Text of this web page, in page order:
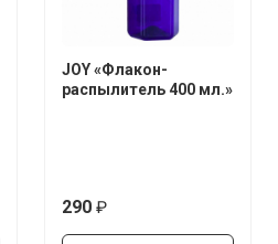
JOY «Флакон-
распылитель 400 мл.»
290